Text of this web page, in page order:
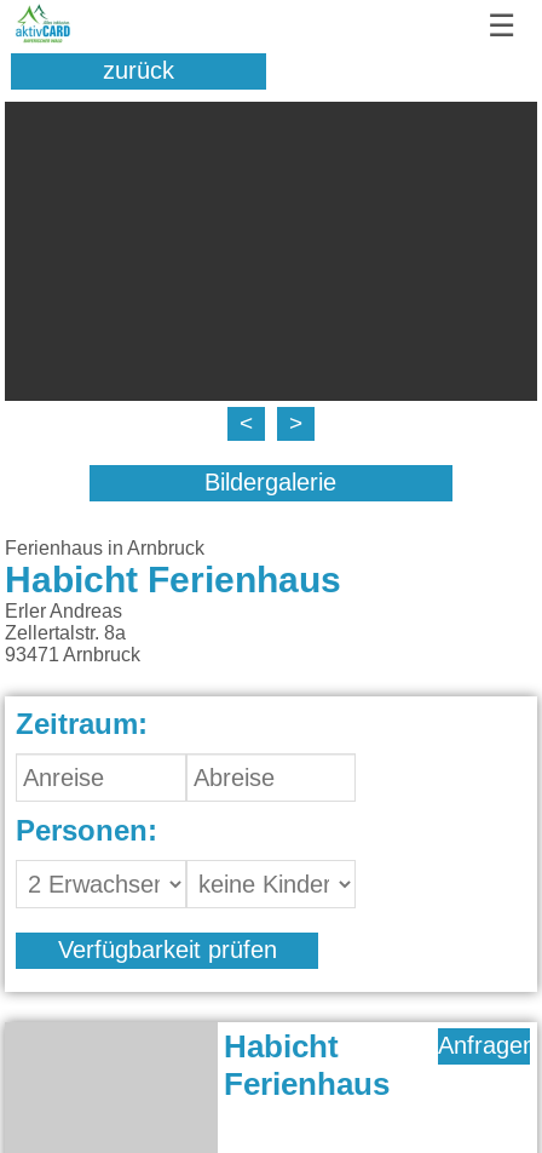
☰
zurück
< >
Bildergalerie
Ferienhaus in Arnbruck
Habicht Ferienhaus
Erler Andreas
Zellertalstr. 8a
93471Arnbruck
Zeitraum:
Personen:
Verfügbarkeit prüfen
Habicht
Ferienhaus
Anfragen